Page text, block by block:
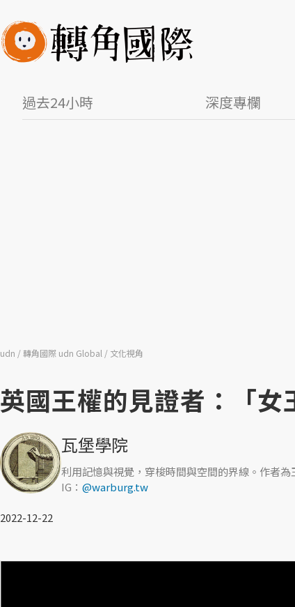
過去24小時 深度專欄
udn 轉角國際 udn Global 文化視角
英國王權的見證者：「
瓦堡學院
利用記憶與視覺，穿梭時間與空間的界線。作者為
IG： @warburg.tw
2022-12-22